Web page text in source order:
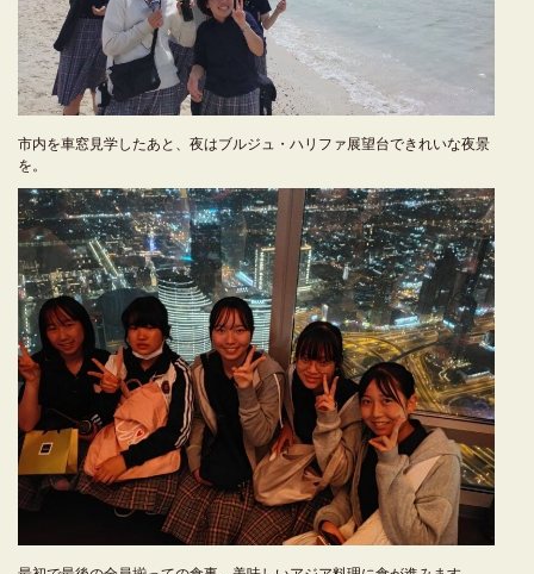
市内を車窓見学したあと、夜はブルジュ・ハリファ展望台できれいな夜景
を。